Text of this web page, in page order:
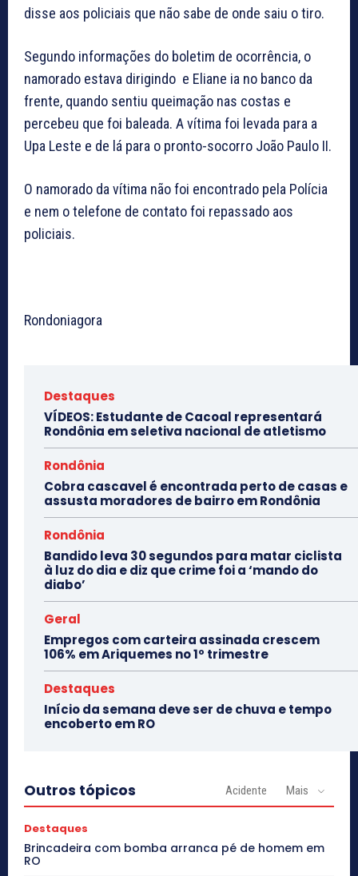
disse aos policiais que não sabe de onde saiu o tiro.
Segundo informações do boletim de ocorrência, o
namorado estava dirigindo e Eliane ia no banco da
frente, quando sentiu queimação nas costas e
percebeu que foi baleada. A vítima foi levada para a
Upa Leste e de lá para o pronto-socorro João Paulo II.
O namorado da vítima não foi encontrado pela Polícia
e nem o telefone de contato foi repassado aos
policiais.
Rondoniagora
Destaques
VÍDEOS: Estudante de Cacoal representará
Rondônia em seletiva nacional de atletismo
Rondônia
Cobra cascavel é encontrada perto de casas e
assusta moradores de bairro em Rondônia
Rondônia
Bandido leva 30 segundos para matar ciclista
à luz do dia e diz que crime foi a ‘mando do
diabo’
Geral
Empregos com carteira assinada crescem
106% em Ariquemes no 1º trimestre
Destaques
Início da semana deve ser de chuva e tempo
encoberto em RO
Outros tópicos Acidente Mais
Destaques
Brincadeira com bomba arranca pé de homem em
RO